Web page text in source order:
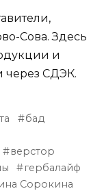
Сова. Здесь
и
через СДЭК.
бад
верстор
гербалайф
Сорокина